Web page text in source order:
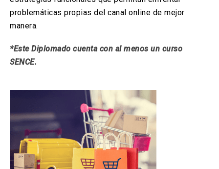
una
nueva
una
nueva
abre
en
una
pestaña)
problemáticas propias del canal online de mejor
manera.
*Este Diplomado cuenta con al menos un curso
SENCE.